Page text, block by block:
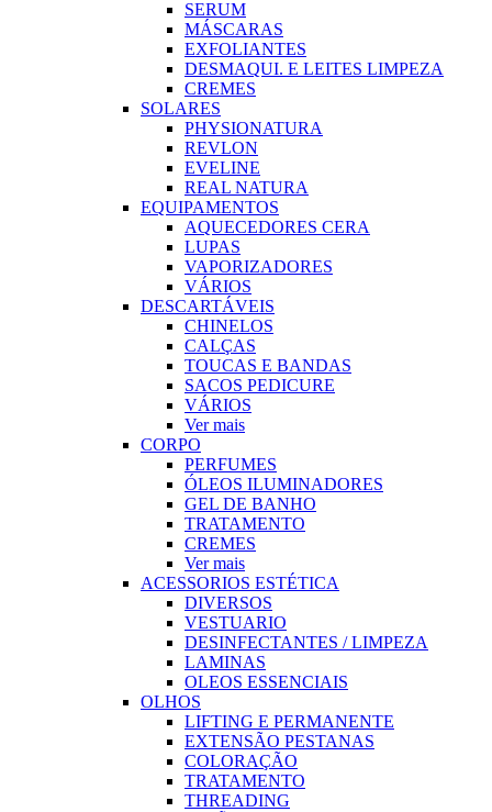
SERUM
MÁSCARAS
EXFOLIANTES
DESMAQUI. E LEITES LIMPEZA
CREMES
SOLARES
PHYSIONATURA
REVLON
EVELINE
REAL NATURA
EQUIPAMENTOS
AQUECEDORES CERA
LUPAS
VAPORIZADORES
VÁRIOS
DESCARTÁVEIS
CHINELOS
CALÇAS
TOUCAS E BANDAS
SACOS PEDICURE
VÁRIOS
Ver mais
CORPO
PERFUMES
ÓLEOS ILUMINADORES
GEL DE BANHO
TRATAMENTO
CREMES
Ver mais
ACESSORIOS ESTÉTICA
DIVERSOS
VESTUARIO
DESINFECTANTES / LIMPEZA
LAMINAS
OLEOS ESSENCIAIS
OLHOS
LIFTING E PERMANENTE
EXTENSÃO PESTANAS
COLORAÇÃO
TRATAMENTO
THREADING